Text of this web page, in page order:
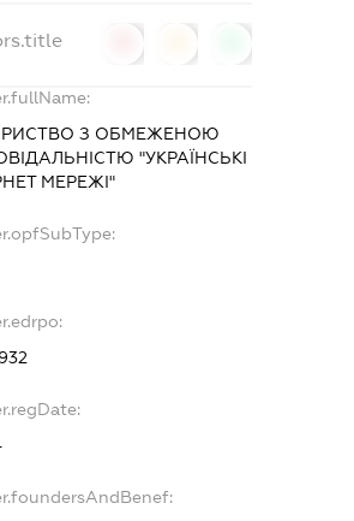
З ОБМЕЖЕНОЮ
"УКРАЇНСЬКІ
МЕРЕЖІ"